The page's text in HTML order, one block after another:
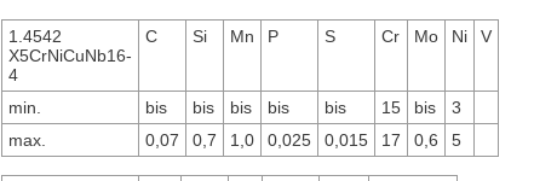
1.4542
X5CrNiCuNb16-
4
C Si Mn P S Cr Mo Ni V
min. bis bis bis bis bis 15 bis
3
max.
0,07 0,7 1,0 0,025 0,015 17 0,6 5